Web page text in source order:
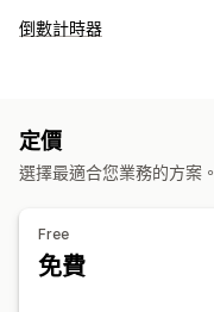
顯示選項
分析
互動追蹤 轉換追蹤
倒數計時器
彈出式視窗
指定分鐘
定價
選擇最適合您業務的方案。
Free
免費